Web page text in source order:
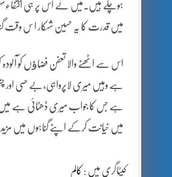
ہوچکے ہیں۔میں نے اس پر ہی
میں قدرت کا یہ حسین شہکار ا س وقت
اس سے اٹھنے والا تعفن فضاﺅں کو
ہے وہیں میری لاپرواہی،بے حسی اور
ہے جس کا جواب میری ڈھٹائی ہے میں
میں خیانت کرکے اپنے گناہوں میں مزید
کیٹاگری میں : کالم